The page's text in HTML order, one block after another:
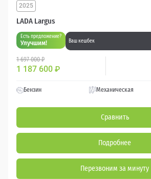
LADA Largus
2025
Есть предложение?
Улучшим! Ваш кешбек
1 697 000 ₽
1 187 600 ₽
Бензин Механическая
Сравнить
Подробнее
Перезвоним за минуту